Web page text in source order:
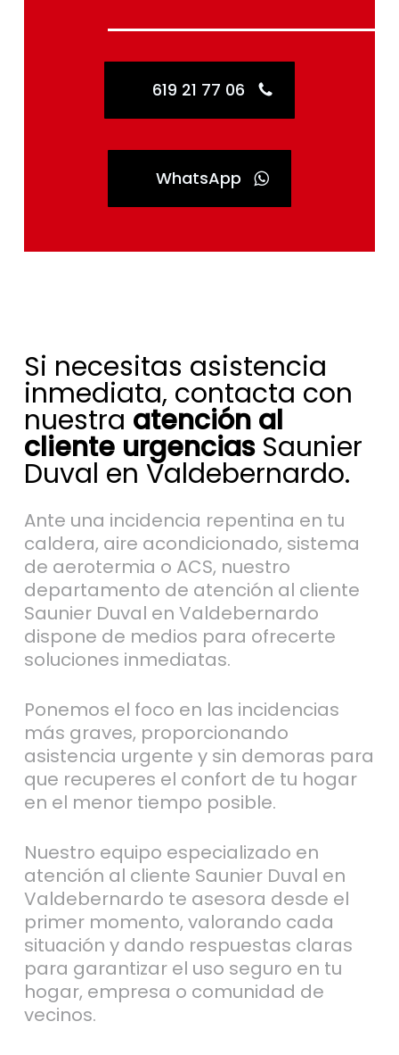
619 21 77 06
WhatsApp
Si necesitas asistencia
inmediata, contacta con
nuestra atención al
cliente urgenciasSaunier
Duval en Valdebernardo.
Ante una incidencia repentina en tu
caldera, aire acondicionado, sistema
de aerotermia o ACS, nuestro
departamento de atención al cliente
Saunier Duval en Valdebernardo
dispone de medios para ofrecerte
soluciones inmediatas.
Ponemos el foco en las incidencias
más graves, proporcionando
asistencia urgente y sin demoras para
que recuperes el confort de tu hogar
en el menor tiempo posible.
Nuestro equipo especializado en
atención al cliente Saunier Duval en
Valdebernardo te asesora desde el
primer momento, valorando cada
situación y dando respuestas claras
para garantizar el uso seguro en tu
hogar, empresa o comunidad de
vecinos.